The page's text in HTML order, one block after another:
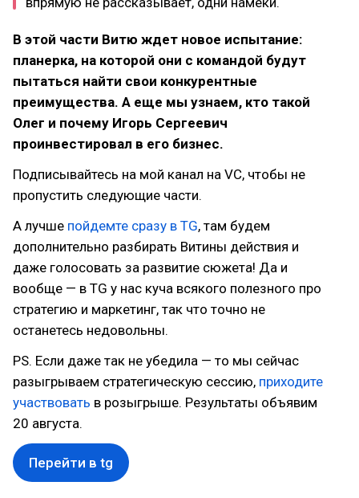
В этой части Витю ждет новое испытание:
планерка, на которой они с командой будут
пытаться найти свои конкурентные
преимущества. А еще мы узнаем, кто такой
Олег и почему Игорь Сергеевич
проинвестировал в его бизнес.
Подписывайтесь на мой канал на VC, чтобы не
пропустить следующие части.
А лучше пойдемте сразу в TG, там будем
дополнительно разбирать Витины действия и
даже голосовать за развитие сюжета! Да и
вообще — в TG у нас куча всякого полезного про
стратегию и маркетинг, так что точно не
останетесь недовольны.
PS. Если даже так не убедила — то мы сейчас
разыгрываем стратегическую сессию, приходите
участвовать в розыгрыше. Результаты объявим
20 августа.
Перейти в tg